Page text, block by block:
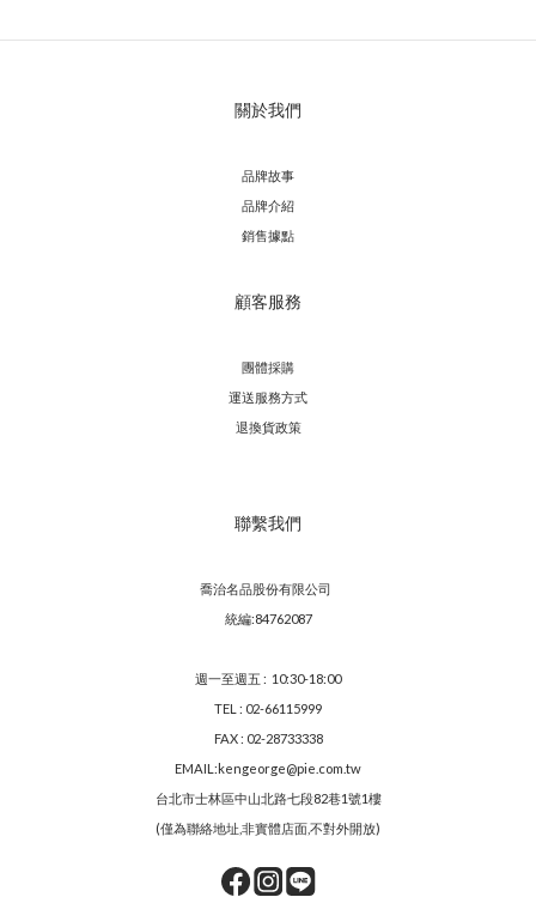
關於我們
品牌故事
品牌介紹
銷售據點
顧客服務
團體採購
運送服務方式
退換貨政策
聯繫我們
喬治名品股份有限公司
統編:84762087
週一至週五 : 10:30-18:00
TEL : 02-66115999
FAX : 02-28733338
EMAIL:kengeorge@pie.com.tw
台北市士林區中山北路七段82巷1號1樓
(僅為聯絡地址,非實體店面,不對外開放)